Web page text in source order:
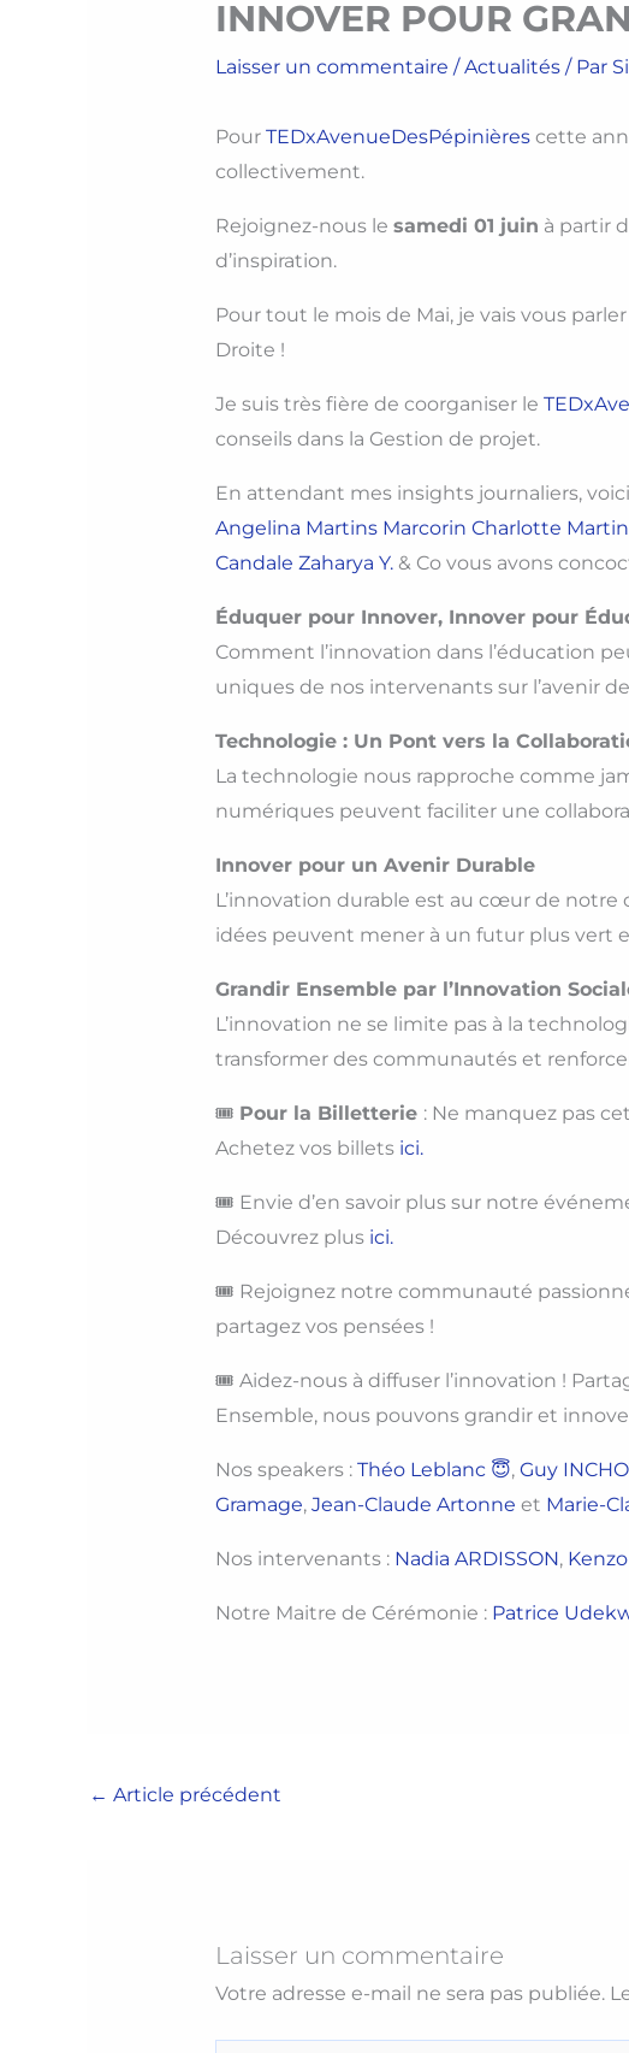
INNOVER POUR
Laisser un commentaire /Actualités/ Par
Pour TEDxAvenueDesPépinièrescette
collectivement.
Rejoignez-nous le samedi 01 juin à partir
d’inspiration.
Pour tout le mois de Mai, je vais vous parler
Droite !
Je suis très fière de coorganiser le
conseils dans la Gestion de projet.
En attendant mes insights journaliers,
Angelina Martins Marcorin Charlotte
Candale Zaharya Y.& Co vous avons
Éduquer pour Innover, Innover pour
Comment l’innovation dans l’éducation
uniques de nos intervenants sur l’avenir
Technologie : Un Pont vers la
La technologie nous rapproche comme
numériques peuvent faciliter une
Innover pour un Avenir Durable
L’innovation durable est au cœur de notre
idées peuvent mener à un futur plus vert
Grandir Ensemble par l’Innovation
L’innovation ne se limite pas à la
transformer des communautés et
🎟 Pour la Billetterie : Ne manquez pas
Achetez vos billets ici.
🎟 Envie d’en savoir plus sur notre
Découvrez plus ici.
🎟 Rejoignez notre communauté
partagez vos pensées !
🎟 Aidez-nous à diffuser l’innovation !
Ensemble, nous pouvons grandir et
Nos speakers : Théo Leblanc 😇, Guy
Gramage, Jean-Claude Artonne et Marie-
Nos intervenants : Nadia ARDISSON,
Notre Maitre de Cérémonie : Patrice
← Article précédent
Laisser un commentaire
Votre adresse e-mail ne sera pas publiée.